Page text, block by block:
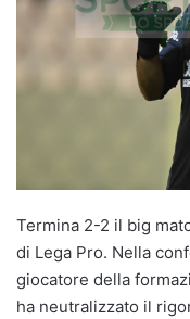
Termina 2-2 il big
di Lega Pro. Nella
giocatore della
ha neutralizzato il